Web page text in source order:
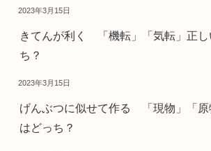
2023年3月15日
きてんが利く 「機転」「気転」正し
ち？
2023年3月15日
げんぶつに似せて作る 「現物」「原
はどっち？